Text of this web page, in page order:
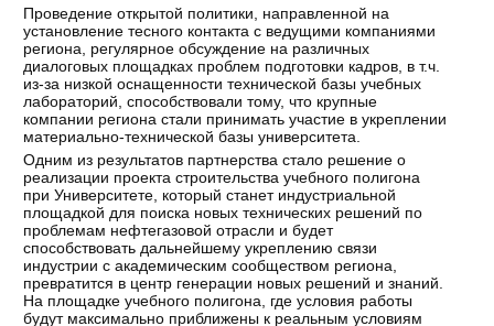
Проведение открытой политики, направленной на
установление тесного контакта с ведущими компаниями
региона, регулярное обсуждение на различных
диалоговых площадках проблем подготовки кадров, в т.ч.
из-за низкой оснащенности технической базы учебных
лабораторий, способствовали тому, что крупные
компании региона стали принимать участие в укреплении
материально-технической базы университета.
Одним из результатов партнерства стало решение о
реализации проекта строительства учебного полигона
при Университете, который станет индустриальной
площадкой для поиска новых технических решений по
проблемам нефтегазовой отрасли и будет
способствовать дальнейшему укреплению связи
индустрии с академическим сообществом региона,
превратится в центр генерации новых решений и знаний.
На площадке учебного полигона, где условия работы
будут максимально приближены к реальным условиям